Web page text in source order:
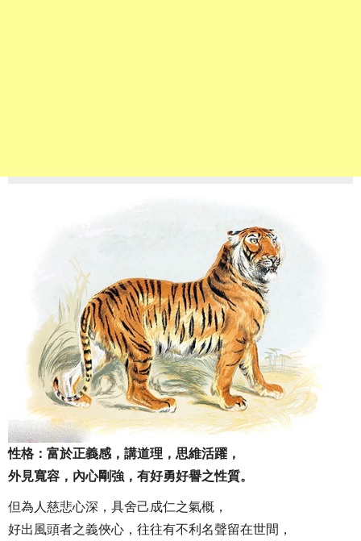
性格：富於正義感，講道理，思維活躍，
外見寬容，內心剛強，有好勇好譽之性質。
但為人慈悲心深，具舍己成仁之氣概，
好出風頭者之義俠心，往往有不利名聲留在世間，